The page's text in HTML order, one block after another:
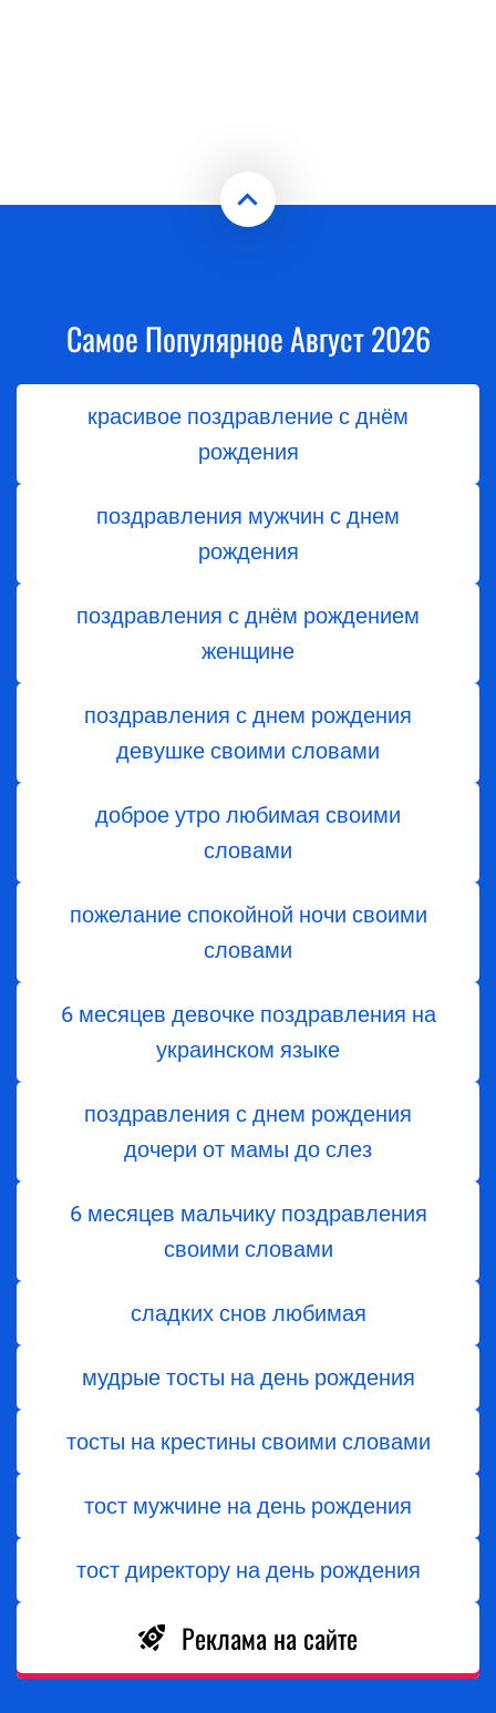
Самое Популярное Август 2026
красивое поздравление с днём
рождения
поздравления мужчин с днем
рождения
поздравления с днём рождением
женщине
поздравления с днем рождения
девушке своими словами
доброе утро любимая своими
словами
пожелание спокойной ночи своими
словами
6 месяцев девочке поздравления на
украинском языке
поздравления с днем ​​рождения
дочери от мамы до слез
6 месяцев мальчику поздравления
своими словами
сладких снов любимая
мудрые тосты на день рождения
тосты на крестины своими словами
тост мужчине на день рождения
тост директору на день рождения
Реклама на сайте